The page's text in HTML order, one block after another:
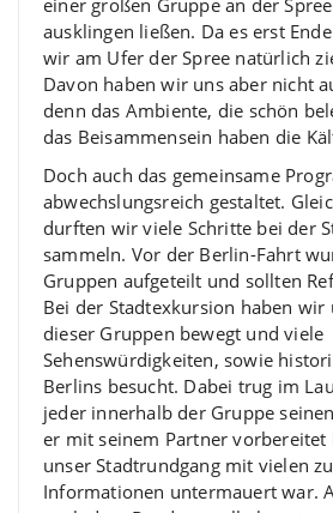
ausklingen ließen. Da es erst
wir am Ufer der Spree natürlich
Davon haben wir uns aber nicht
denn das Ambiente, die schön
das Beisammensein haben die
Doch auch das gemeinsame
abwechslungsreich gestaltet.
durften wir viele Schritte bei der
sammeln. Vor der Berlin-Fahrt
Gruppen aufgeteilt und sollten
Bei der Stadtexkursion haben wir
dieser Gruppen bewegt und viele
Sehenswürdigkeiten, sowie
Berlins besucht. Dabei trug im
jeder innerhalb der Gruppe
er mit seinem Partner vorbereitet
unser Stadtrundgang mit vielen
Informationen untermauert war.